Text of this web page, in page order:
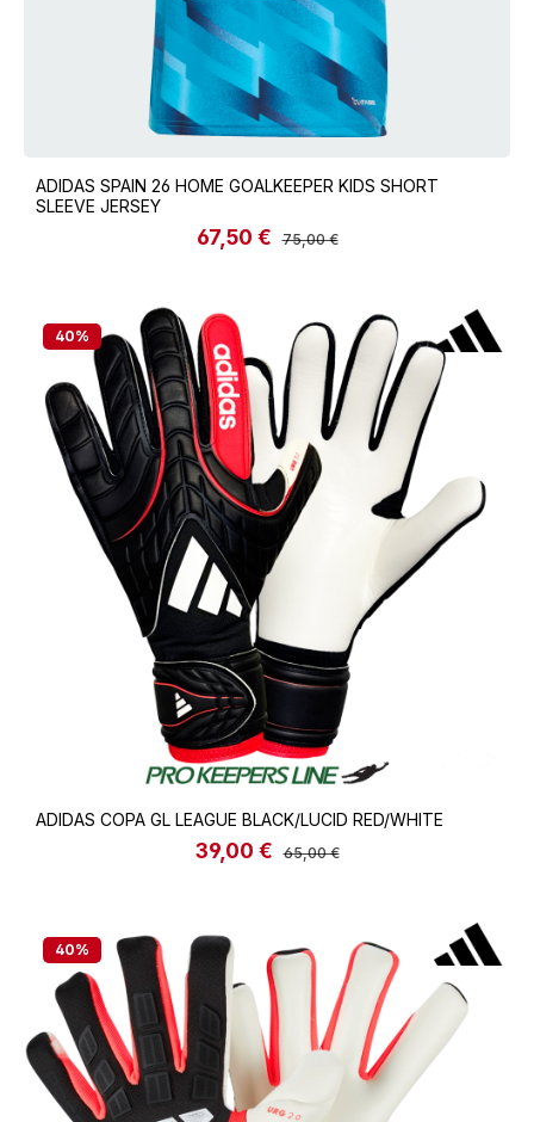
ADIDAS SPAIN 26 HOME GOALKEEPER KIDS SHORT
SLEEVE JERSEY
Verkaufspreis:
67,50 € Regulärer Preis:
75,00 €
40%
ADIDAS COPA GL LEAGUE BLACK/LUCID RED/WHITE
Verkaufspreis:
39,00 € Regulärer Preis:
65,00 €
40%